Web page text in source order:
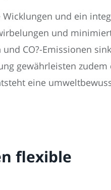
und ein
und
CO?-Emissionen
gewährleisten zudem
eine
flexible